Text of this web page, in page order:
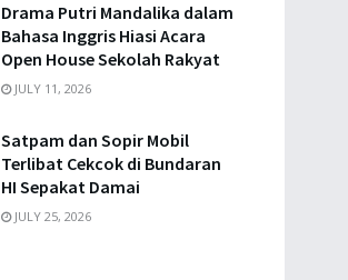
Drama Putri Mandalika dalam
Bahasa Inggris Hiasi Acara
Open House Sekolah Rakyat
JULY 11, 2026
Satpam dan Sopir Mobil
Terlibat Cekcok di Bundaran
HI Sepakat Damai
JULY 25, 2026